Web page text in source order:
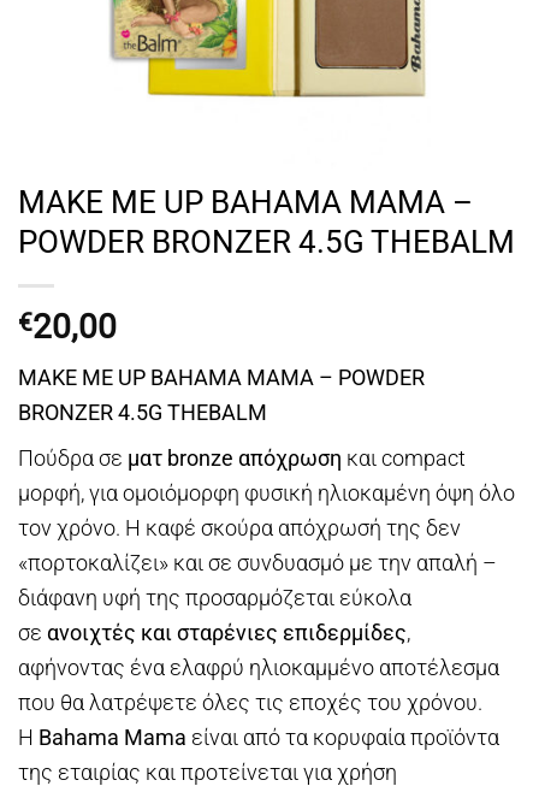
MAKE ME UP BAHAMA MAMA –
POWDER BRONZER 4.5G THEBALM
€20,00
MAKE ME UP BAHAMA MAMA – POWDER
BRONZER 4.5G THEBALM
Πούδρα σε ματ bronze απόχρωση και compact
μορφή, για ομοιόμορφη φυσική ηλιοκαμένη όψη όλο
τον χρόνο. Η καφέ σκούρα απόχρωσή της δεν
«πορτοκαλίζει» και σε συνδυασμό με την απαλή –
διάφανη υφή της προσαρμόζεται εύκολα
σε ανοιχτές και σταρένιες επιδερμίδες,
αφήνοντας ένα ελαφρύ ηλιοκαμμένο αποτέλεσμα
που θα λατρέψετε όλες τις εποχές του χρόνου.
Η Bahama Mama είναι από τα κορυφαία προϊόντα
της εταιρίας και προτείνεται για χρήση